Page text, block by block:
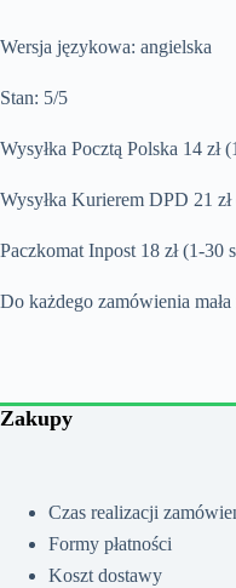
Wersja językowa: angielska
Stan: 5/5
Wysyłka Pocztą Polska 14 zł
Wysyłka Kurierem DPD 21
Paczkomat Inpost 18 zł (1-30
Do każdego zamówienia
Zakupy
Czas realizacji
Formy płatności
Koszt dostawy